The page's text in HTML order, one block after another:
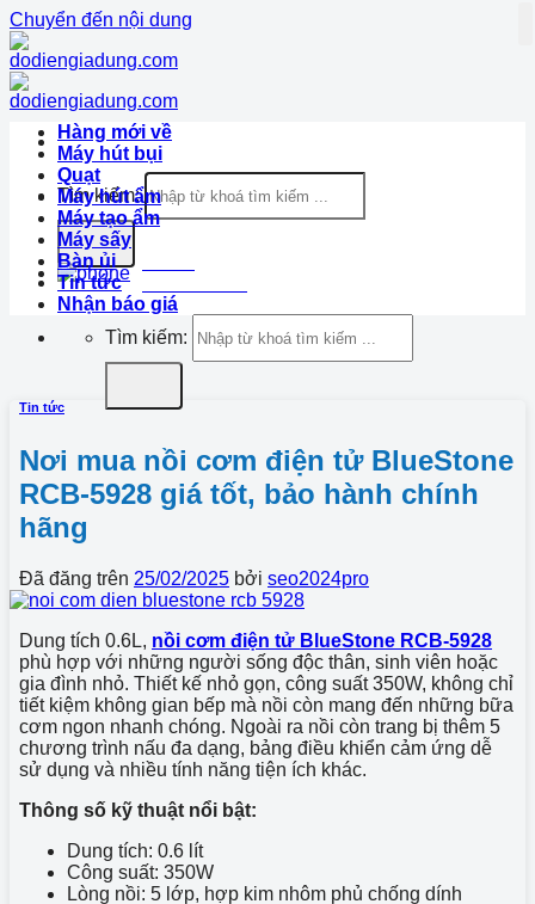
Chuyển đến nội dung
Tìm kiếm:
Tìm kiếm:
Hàng mới về
Máy hút bụi
Quạt
Máy hút ẩm
Máy tạo ẩm
Máy sấy
Bàn ủi
Tin tức
Nhận báo giá
Tin tức
Nơi mua nồi cơm điện tử BlueStone
RCB-5928 giá tốt, bảo hành chính
hãng
Đã đăng trên 25/02/2025 bởi seo2024pro
Dung tích 0.6L, nồi cơm điện tử BlueStone RCB-5928
phù hợp với những người sống độc thân, sinh viên hoặc
gia đình nhỏ. Thiết kế nhỏ gọn, công suất 350W, không chỉ
tiết kiệm không gian bếp mà nồi còn mang đến những bữa
cơm ngon nhanh chóng. Ngoài ra nồi còn trang bị thêm 5
chương trình nấu đa dạng, bảng điều khiển cảm ứng dễ
sử dụng và nhiều tính năng tiện ích khác.
Thông số kỹ thuật nổi bật:
Dung tích: 0.6 lít
Công suất: 350W
Lòng nồi: 5 lớp, hợp kim nhôm phủ chống dính